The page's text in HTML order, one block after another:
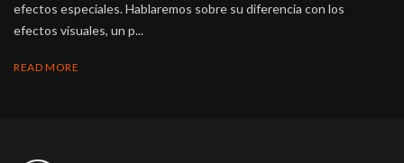
efectos especiales. Hablaremos sobre su diferencia con los
efectos visuales, un p...
READ MORE